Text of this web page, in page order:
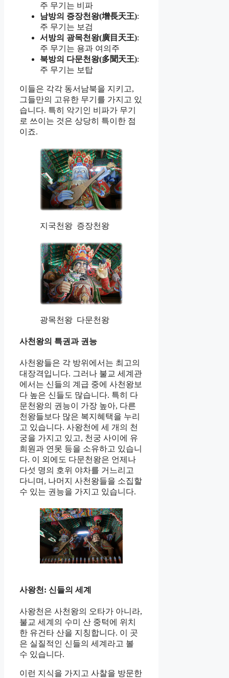
주 무기는 비파
남방의 증장천왕(增長天王):
주 무기는 보검
서방의 광목천왕(廣目天王):
주 무기는 용과 여의주
북방의 다문천왕(多聞天王):
주 무기는 보탑
이들은 각각 동서남북을 지키고,
그들만의 고유한 무기를 가지고 있
습니다. 특히 악기인 비파가 무기
로 쓰이는 것은 상당히 특이한 점
이죠.
지국천왕 증장천왕
광목천왕 다문천왕
사천왕의 특권과 권능
사천왕들은 각 방위에서는 최고의
대장격입니다. 그러나 불교 세계관
에서는 신들의 계급 중에 사천왕보
다 높은 신들도 많습니다. 특히 다
문천왕의 권능이 가장 높아, 다른
천왕들보다 많은 복지혜택을 누리
고 있습니다. 사왕천에 세 개의 천
궁을 가지고 있고, 천궁 사이에 유
희원과 연못 등을 소유하고 있습니
다. 이 외에도 다문천왕은 언제나
다섯 명의 호위 야차를 거느리고
다니며, 나머지 사천왕들을 소집할
수 있는 권능을 가지고 있습니다.
사왕천: 신들의 세계
사왕천은 사천왕의 오타가 아니라,
불교 세계의 수미 산 중턱에 위치
한 유건타 산을 지칭합니다. 이 곳
은 실질적인 신들의 세계라고 볼
수 있습니다.
이런 지식을 가지고 사찰을 방문한